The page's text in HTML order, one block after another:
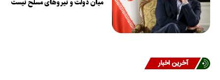
میان دولت و نیروهای مسلح نیست
آخرین اخبار